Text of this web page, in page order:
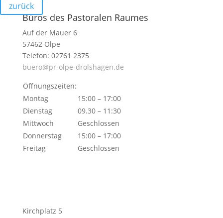
zurück
Büros des Pastoralen Raumes
Auf der Mauer 6
57462 Olpe
Telefon: 02761 2375
buero@pr-olpe-drolshagen.de
Öffnungszeiten:
Montag
15:00 – 17:00
Dienstag
09.30 – 11:30
Mittwoch
Geschlossen
Donnerstag
15:00 – 17:00
Freitag
Geschlossen
Kirchplatz 5